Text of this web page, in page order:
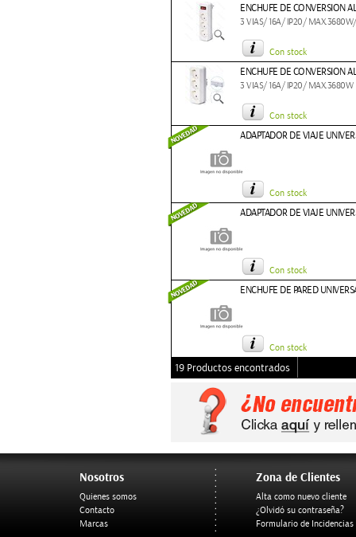
ENCHUFE DE CONVERSION
3 VIAS/ 16A/ IP20/ MAX.3680W/
Con stock
ENCHUFE DE CONVERSION
3 VIAS/ 16A/ IP20/ MAX.3680W
Con stock
ADAPTADOR DE VIAJE
Con stock
ADAPTADOR DE VIAJE
Con stock
ENCHUFE DE PARED
Con stock
19 Productos encontrados
Nosotros
Quienes somos
Contacto
Marcas
Zona de Clientes
Alta como nuevo cliente
¿Olvidó su contraseña?
Formulario de Incidencias